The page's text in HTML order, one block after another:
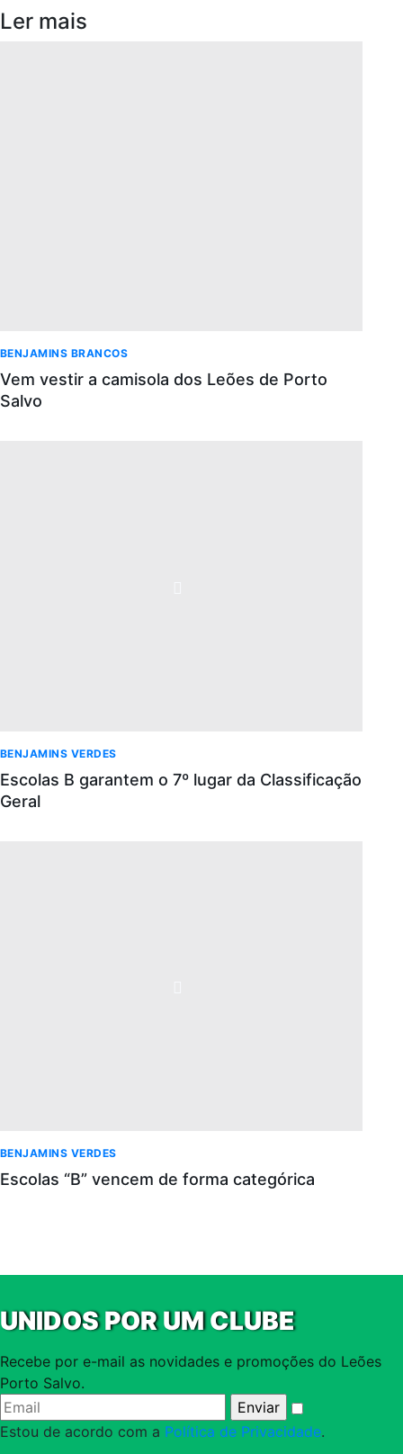
Ler mais
BENJAMINS BRANCOS
Vem vestir a camisola dos Leões de Porto
Salvo
BENJAMINS VERDES
Escolas B garantem o 7º lugar da Classificação
Geral
BENJAMINS VERDES
Escolas “B” vencem de forma categórica
UNIDOS POR UM CLUBE
Recebe por e-mail as novidades e promoções do Leões
Porto Salvo.
Estou de acordo com a Política de Privacidade.